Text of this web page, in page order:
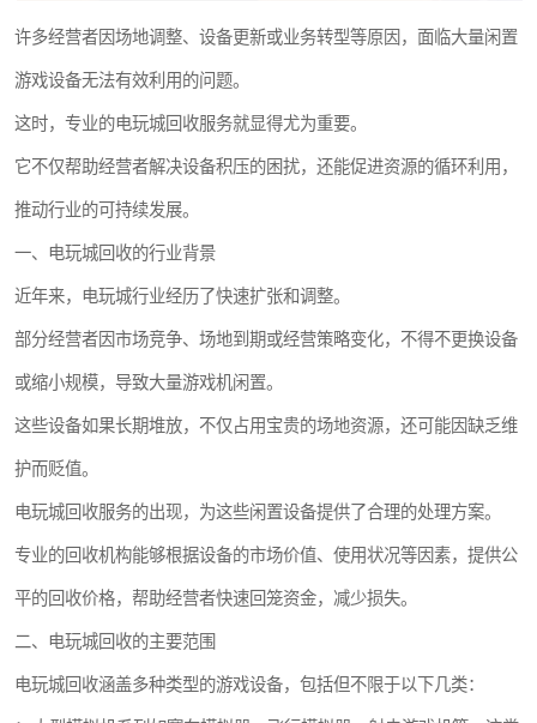
许多经营者因场地调整、设备更新或业务转型等原因，面临大量闲置
游戏设备无法有效利用的问题。
这时，专业的电玩城回收服务就显得尤为重要。
它不仅帮助经营者解决设备积压的困扰，还能促进资源的循环利用，
推动行业的可持续发展。
一、电玩城回收的行业背景
近年来，电玩城行业经历了快速扩张和调整。
部分经营者因市场竞争、场地到期或经营策略变化，不得不更换设备
或缩小规模，导致大量游戏机闲置。
这些设备如果长期堆放，不仅占用宝贵的场地资源，还可能因缺乏维
护而贬值。
电玩城回收服务的出现，为这些闲置设备提供了合理的处理方案。
专业的回收机构能够根据设备的市场价值、使用状况等因素，提供公
平的回收价格，帮助经营者快速回笼资金，减少损失。
二、电玩城回收的主要范围
电玩城回收涵盖多种类型的游戏设备，包括但不限于以下几类：